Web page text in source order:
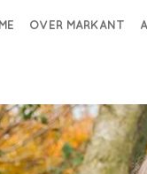
OVER MARKANT